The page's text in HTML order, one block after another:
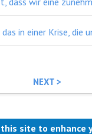
NEXT >
site to enhance